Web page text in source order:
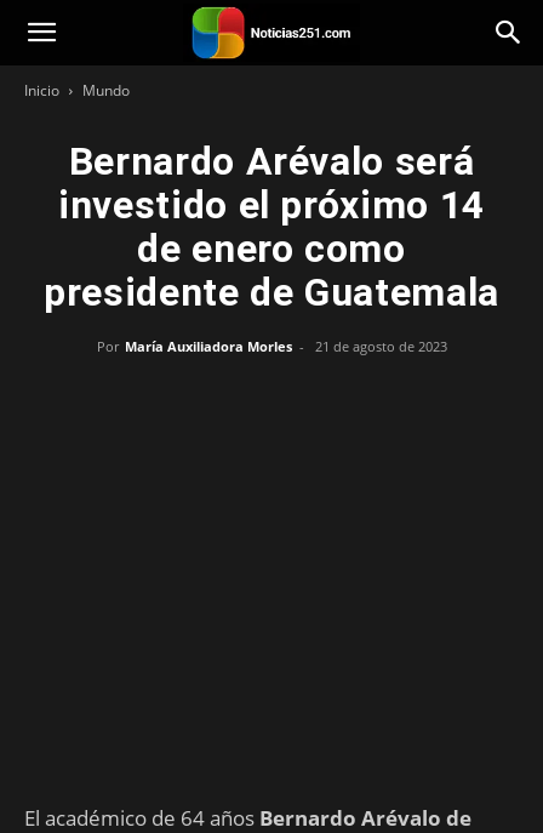
Noticias251
Inicio Mundo
Bernardo Arévalo será
investido el próximo 14
de enero como
presidente de Guatemala
Por María Auxiliadora Morles - 21 de agosto de 2023
El académico de 64 años Bernardo Arévalo de